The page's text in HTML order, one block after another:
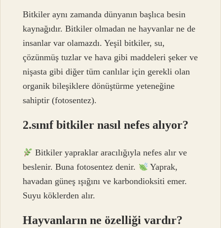
Bitkiler aynı zamanda dünyanın başlıca besin
kaynağıdır. Bitkiler olmadan ne hayvanlar ne de
insanlar var olamazdı. Yeşil bitkiler, su,
çözünmüş tuzlar ve hava gibi maddeleri şeker ve
nişasta gibi diğer tüm canlılar için gerekli olan
organik bileşiklere dönüştürme yeteneğine
sahiptir (fotosentez).
2.sınıf bitkiler nasıl nefes alıyor?
Bitkiler yapraklar aracılığıyla nefes alır ve
beslenir. Buna fotosentez denir.
Yaprak,
havadan güneş ışığını ve karbondioksiti emer.
Suyu köklerden alır.
Hayvanların ne özelliği vardır?